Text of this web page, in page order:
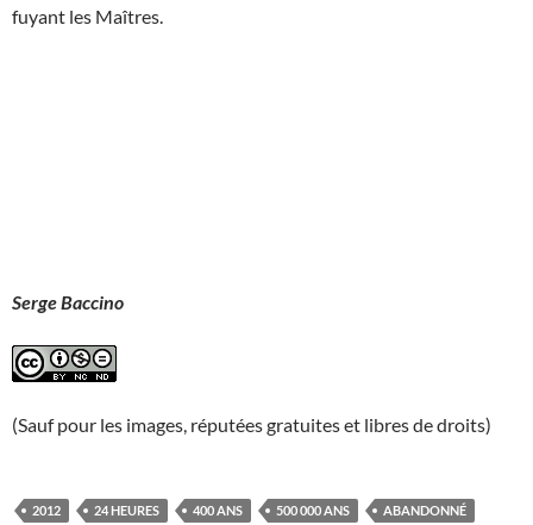
fuyant les Maîtres.
Serge Baccino
(Sauf pour les images, réputées gratuites et libres de droits)
2012 24 HEURES 400 ANS 500 000 ANS ABANDONNÉ